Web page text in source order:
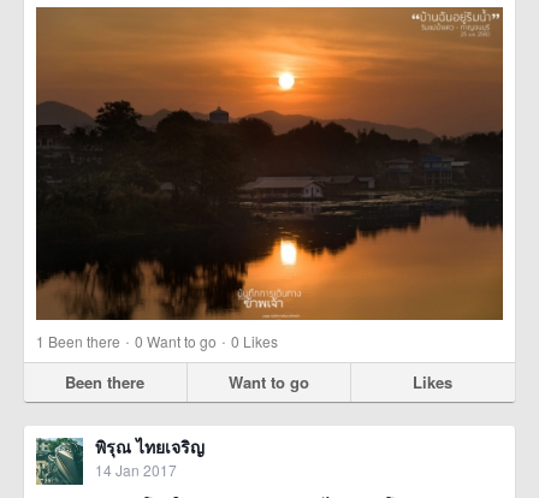
1 Been there · 0 Want to go · 0 Likes
Been there Want to go Likes
พิรุณ ไทยเจริญ
14 Jan 2017